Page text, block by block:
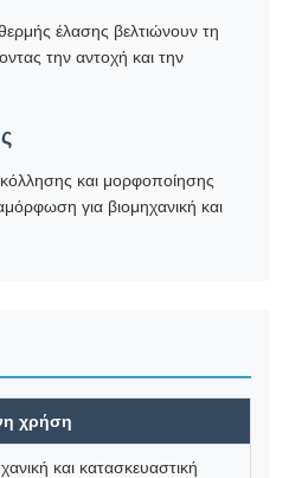
έλασης βελτιώνουν τη
την αντοχή και την
και μορφοποίησης
για βιομηχανική και
χρήση
και κατασκευαστική